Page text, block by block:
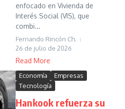
enfocado en Vivienda de
Interés Social (VIS), que
combi...
Fernando Rincón Ch.
26 de julio de 2026
Read More
Economía
Empresas
Tecnología
Hankook refuerza su